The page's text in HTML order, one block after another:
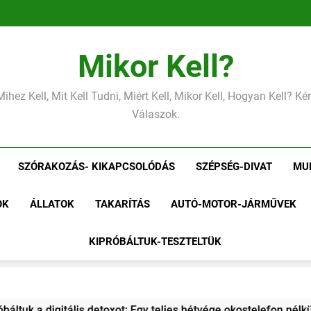
Mikor Kell?
Kell, Mit Kell Tudni, Miért Kell, Mikor Kell, Hogyan Kell?
Válaszok.
SZÓRAKOZÁS- KIKAPCSOLÓDÁS SZÉPSÉG-DIVAT
ÁLLATOK TAKARÍTÁS AUTÓ-MOTOR-JÁRMŰVEK
KIPRÓBÁLTUK-TESZTELTÜK